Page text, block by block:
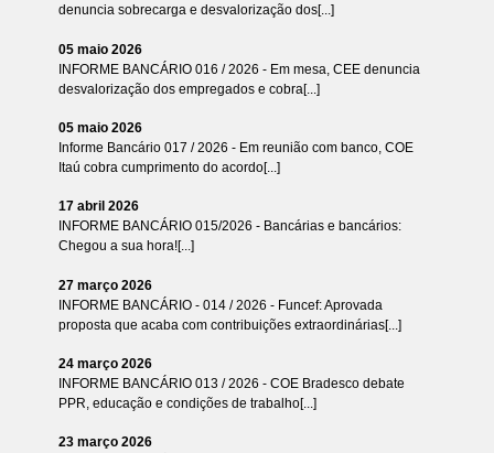
denuncia sobrecarga e desvalorização dos[...]
05 maio 2026
INFORME BANCÁRIO 016 / 2026 - Em mesa, CEE denuncia
desvalorização dos empregados e cobra[...]
05 maio 2026
Informe Bancário 017 / 2026 - Em reunião com banco, COE
Itaú cobra cumprimento do acordo[...]
17 abril 2026
INFORME BANCÁRIO 015/2026 - Bancárias e bancários:
Chegou a sua hora![...]
27 março 2026
INFORME BANCÁRIO - 014 / 2026 - Funcef: Aprovada
proposta que acaba com contribuições extraordinárias[...]
24 março 2026
INFORME BANCÁRIO 013 / 2026 - COE Bradesco debate
PPR, educação e condições de trabalho[...]
23 março 2026